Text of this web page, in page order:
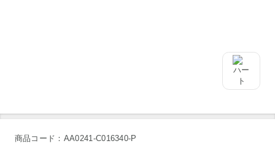
商品コード：AA0241-C016340-P